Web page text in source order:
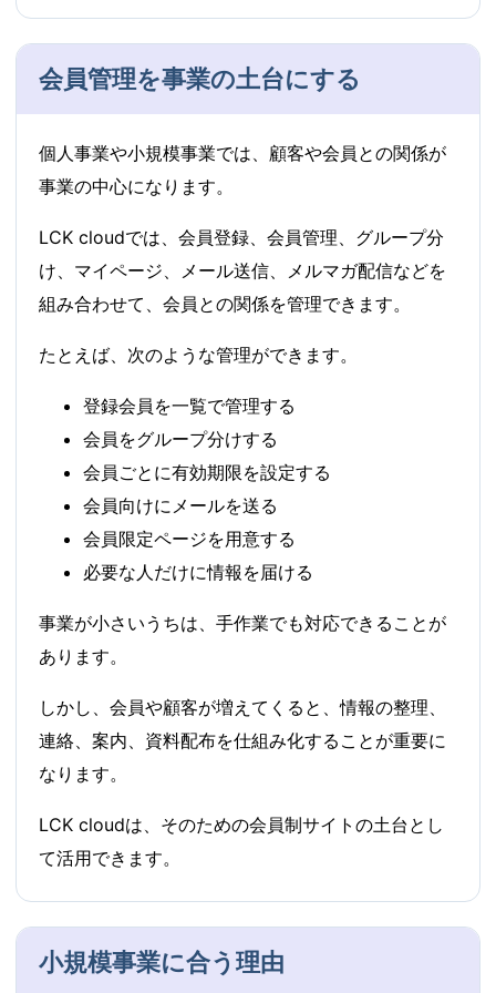
会員管理を事業の土台にする
個人事業や小規模事業では、顧客や会員との関係が
事業の中心になります。
LCK cloudでは、会員登録、会員管理、グループ分
け、マイページ、メール送信、メルマガ配信などを
組み合わせて、会員との関係を管理できます。
たとえば、次のような管理ができます。
登録会員を一覧で管理する
会員をグループ分けする
会員ごとに有効期限を設定する
会員向けにメールを送る
会員限定ページを用意する
必要な人だけに情報を届ける
事業が小さいうちは、手作業でも対応できることが
あります。
しかし、会員や顧客が増えてくると、情報の整理、
連絡、案内、資料配布を仕組み化することが重要に
なります。
LCK cloudは、そのための会員制サイトの土台とし
て活用できます。
小規模事業に合う理由